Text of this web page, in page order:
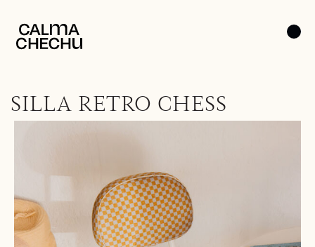
SILLA RETRO CHESS